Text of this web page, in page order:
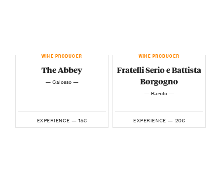
WINE PRODUCER
The Abbey
— Calosso —
EXPERIENCE — 15€
WINE PRODUCER
Fratelli Serio e Battista
Borgogno
— Barolo —
EXPERIENCE — 20€